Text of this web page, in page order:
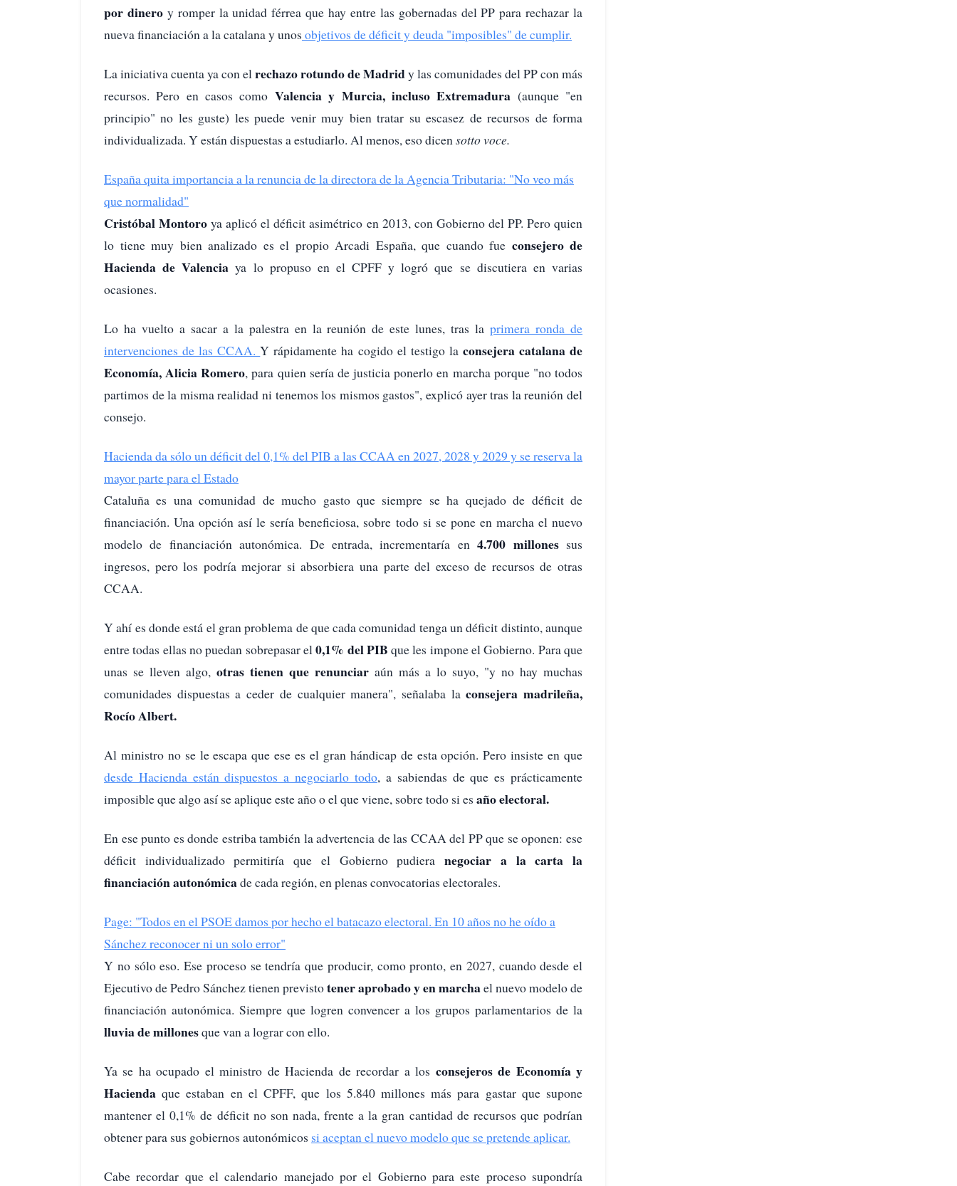
por dinero y romper la unidad férrea que hay entre las gobernadas del PP para rechazar la
nueva financiación a la catalana y unos objetivos de déficit y deuda "imposibles" de cumplir.
La iniciativa cuenta ya con el rechazo rotundo de Madridy las comunidades del PP con más
recursos. Pero en casos como Valencia y Murcia, incluso Extremadura (aunque "en
principio" no les guste) les puede venir muy bien tratar su escasez de recursos de forma
individualizada. Y están dispuestas a estudiarlo. Al menos, eso dicen sotto voce.
España quita importancia a la renuncia de la directora de la Agencia Tributaria: "No veo más
que normalidad"
Cristóbal Montoroya aplicó el déficit asimétrico en 2013, con Gobierno del PP. Pero quien
lo tiene muy bien analizado es el propio Arcadi España, que cuando fue consejero de
Hacienda de Valencia ya lo propuso en el CPFF y logró que se discutiera en varias
ocasiones.
Lo ha vuelto a sacar a la palestra en la reunión de este lunes, tras laprimera ronda de
intervenciones de las CCAA.Y rápidamente ha cogido el testigo la consejera catalana de
Economía, Alicia Romero, para quien sería de justicia ponerlo en marcha porque "no todos
partimos de la misma realidad ni tenemos los mismos gastos", explicó ayer tras la reunión del
consejo.
Hacienda da sólo un déficit del 0,1% del PIB a las CCAA en 2027, 2028 y 2029 y se reserva la
mayor parte para el Estado
Cataluña es una comunidad de mucho gasto que siempre se ha quejado de déficit de
financiación. Una opción así le sería beneficiosa, sobre todo si se pone en marcha el nuevo
modelo de financiación autonómica. De entrada, incrementaría en4.700 millonessus
ingresos, pero los podría mejorar si absorbiera una parte del exceso de recursos de otras
CCAA.
Y ahí es donde está el gran problema de que cada comunidad tenga un déficit distinto, aunque
entre todas ellas no puedan sobrepasar el0,1% del PIBque les impone el Gobierno. Para que
unas se lleven algo, otras tienen que renunciar aún más a lo suyo, "y no hay muchas
comunidades dispuestas a ceder de cualquier manera", señalaba laconsejera madrileña,
Rocío Albert.
Al ministro no se le escapa que ese es el gran hándicap de esta opción. Pero insiste en que
desde Hacienda están dispuestos a negociarlo todo, a sabiendas de que es prácticamente
imposible que algo así se aplique este año o el que viene, sobre todo si es año electoral.
En ese punto es donde estriba también la advertencia de las CCAA del PP que se oponen: ese
déficit individualizado permitiría que el Gobierno pudiera negociar a la carta la
financiación autonómicade cada región, en plenas convocatorias electorales.
Page: "Todos en el PSOE damos por hecho el batacazo electoral. En 10 años no he oído a
Sánchez reconocer ni un solo error"
Y no sólo eso. Ese proceso se tendría que producir, como pronto, en 2027, cuando desde el
Ejecutivo de Pedro Sánchez tienen previstotener aprobado y en marchael nuevo modelo de
financiación autonómica. Siempre que logren convencer a los grupos parlamentarios de la
lluvia de millonesque van a lograr con ello.
Ya se ha ocupado el ministro de Hacienda de recordar a los consejeros de Economía y
Haciendaque estaban en el CPFF, que los 5.840 millones más para gastar que supone
mantener el 0,1% de déficit no son nada, frente a la gran cantidad de recursos que podrían
obtener para sus gobiernos autonómicos si aceptan el nuevo modelo que se pretende aplicar.
Cabe recordar que el calendario manejado por el Gobierno para este proceso supondría